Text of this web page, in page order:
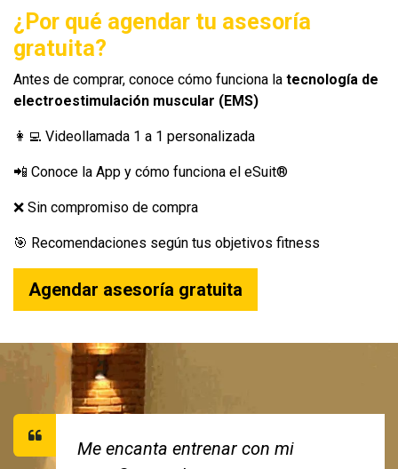
¿Por qué agendar tu asesoría
gratuita?
Antes de comprar, conoce cómo funciona la tecnología de
electroestimulación muscular (EMS)
👩‍💻 Videollamada 1 a 1 personalizada
📲 Conoce la App y cómo funciona el eSuit®
❌ Sin compromiso de compra
🎯 Recomendaciones según tus objetivos fitness
Agendar asesoría gratuita
Me encanta entrenar con mi